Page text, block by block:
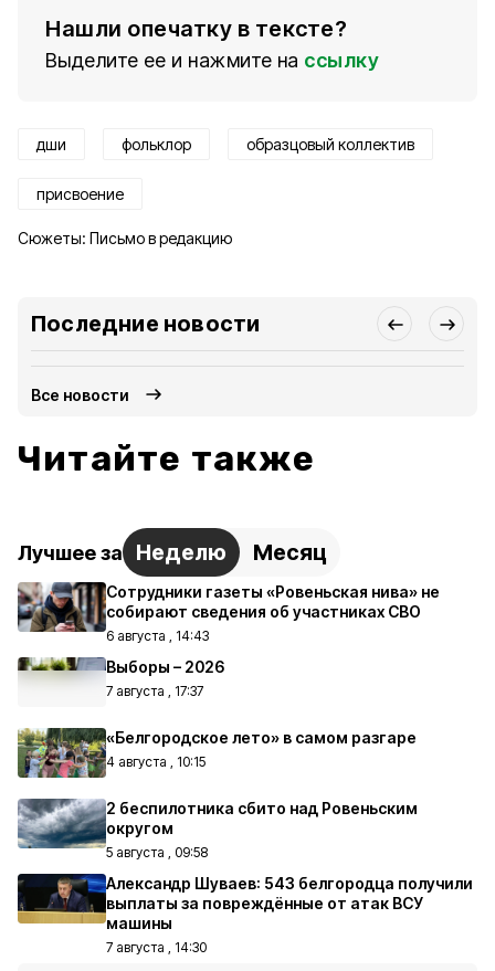
Нашли опечатку в тексте?
Выделите ее и нажмите на ссылку
дши фольклор образцовый коллектив
присвоение
Сюжеты: Письмо в редакцию
Последние новости
Все новости
Читайте также
Лучшее за Неделю Месяц
Сотрудники газеты «Ровеньская нива» не
собирают сведения об участниках СВО
6 августа , 14:43
Выборы – 2026
7 августа , 17:37
«Белгородское лето» в самом разгаре
4 августа , 10:15
2 беспилотника сбито над Ровеньским
округом
5 августа , 09:58
Александр Шуваев: 543 белгородца получили
выплаты за повреждённые от атак ВСУ
машины
7 августа , 14:30